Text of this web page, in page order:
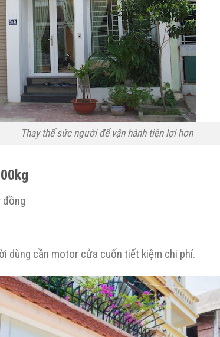
Thay thế sức người để vận hành tiện lợi hơn
đồng
dùng cần motor cửa cuốn tiết kiệm chi phí.